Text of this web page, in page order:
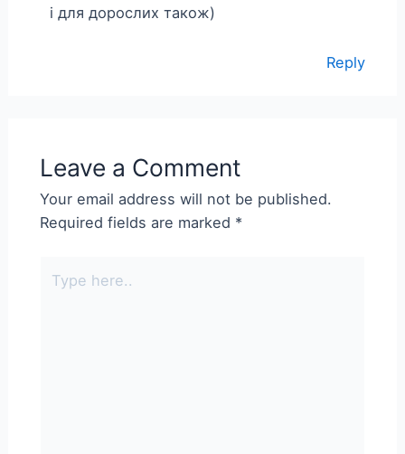
і для дорослих також)
Reply
Leave a Comment
Your email address will not be published.
Required fields are marked *
here..